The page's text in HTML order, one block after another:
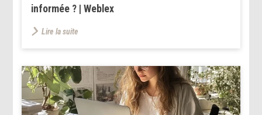
informée ? | Weblex
Lire la suite